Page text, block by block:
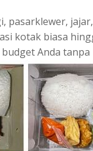
pasarklewer,
kotak biasa
Anda